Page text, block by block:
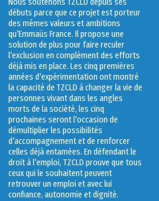
débuts parce que ce projet est porteur
des mêmes valeurs et ambitions
qu’Emmaüs France. Il propose une
solution de plus pour faire reculer
l’exclusion en complément des efforts
déjà mis en place. Les cinq premières
années d’expérimentation ont montré
la capacité de TZCLD à changer la vie de
personnes vivant dans les angles
morts de la société, les cinq
prochaines seront l’occasion de
démultiplier les possibilités
d’accompagnement et de renforcer
celles déjà entamées. En défendant le
droit à l’emploi, TZCLD prouve que tous
ceux qui le souhaitent peuvent
retrouver un emploi et avec lui
confiance, autonomie et dignité.